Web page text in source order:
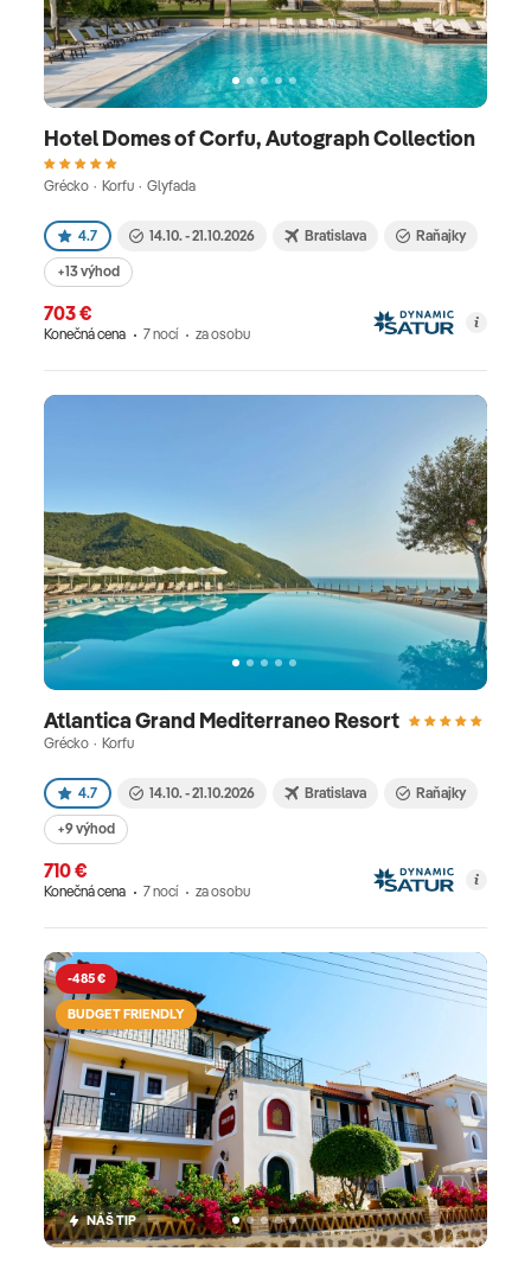
Hotel Domes of Corfu, Autograph Collection
Grécko · Korfu · Glyfada
4.7 14.10. - 21.10.2026 Bratislava Raňajky
+13 výhod
703 €
Konečná cena 7 nocí za osobu
Atlantica Grand Mediterraneo Resort
Grécko · Korfu
4.7 14.10. - 21.10.2026 Bratislava Raňajky
+9 výhod
710 €
Konečná cena 7 nocí za osobu
-485 €
BUDGET FRIENDLY
NÁŠ TIP